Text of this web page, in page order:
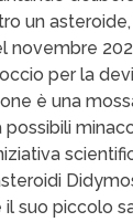
un asteroide,
novembre
per la
è una
il suo piccolo